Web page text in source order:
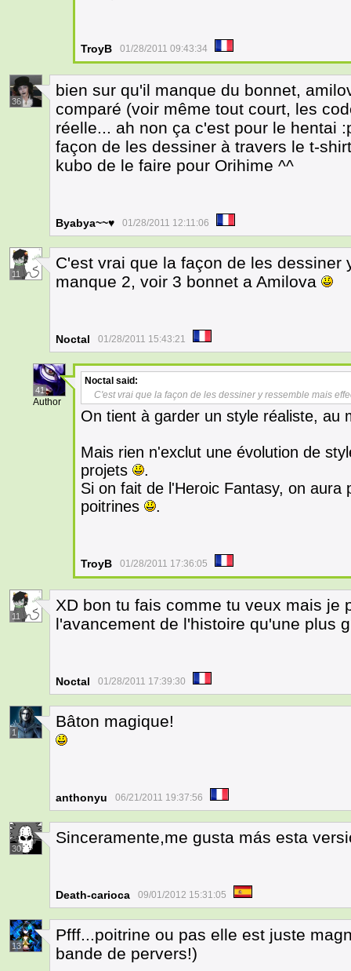
TroyB 01/28/2011 09:43:34
36
bien sur qu'il manque du bonnet,
comparé (voir même tout court, les
réelle... ah non ça c'est pour le hentai
façon de les dessiner à travers le t-
kubo de le faire pour Orihime ^^
Byabya~~♥ 01/28/2011 12:11:06
11
C'est vrai que la façon de les
manque 2, voir 3 bonnet a Amilova
Noctal 01/28/2011 15:43:21
41
Author
Noctal said:
C'est vrai que la façon de les dessiner y ressemble mais
On tient à garder un style réaliste, au
Mais rien n'exclut une évolution de
projets
.
Si on fait de l'Heroic Fantasy, on aura
poitrines
.
TroyB 01/28/2011 17:36:05
11
XD bon tu fais comme tu veux mais je
l'avancement de l'histoire qu'une plus
Noctal 01/28/2011 17:39:30
1
Bâton magique!
anthonyu 06/21/2011 19:37:56
30
Sinceramente,me gusta más esta
Death-carioca 09/01/2012 15:31:05
13
Pfff...poitrine ou pas elle est juste
bande de pervers!)